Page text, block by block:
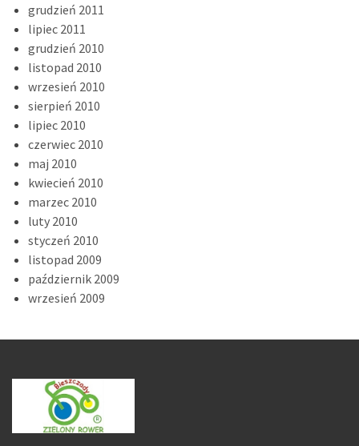
grudzień 2011
lipiec 2011
grudzień 2010
listopad 2010
wrzesień 2010
sierpień 2010
lipiec 2010
czerwiec 2010
maj 2010
kwiecień 2010
marzec 2010
luty 2010
styczeń 2010
listopad 2009
październik 2009
wrzesień 2009